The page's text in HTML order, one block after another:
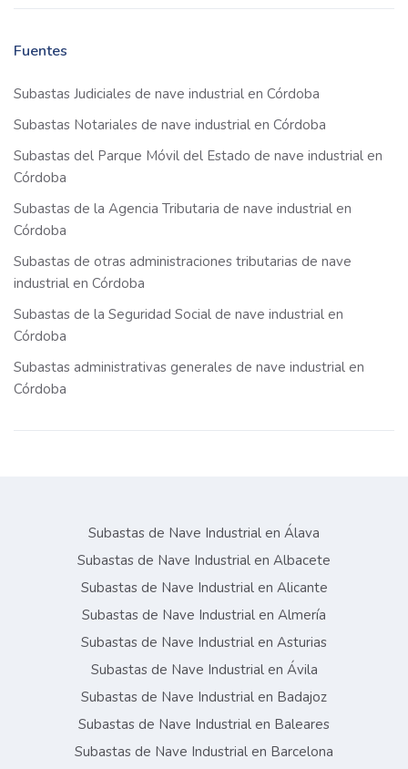
Fuentes
Subastas Judiciales de nave industrial en Córdoba
Subastas Notariales de nave industrial en Córdoba
Subastas del Parque Móvil del Estado de nave industrial en
Córdoba
Subastas de la Agencia Tributaria de nave industrial en
Córdoba
Subastas de otras administraciones tributarias de nave
industrial en Córdoba
Subastas de la Seguridad Social de nave industrial en
Córdoba
Subastas administrativas generales de nave industrial en
Córdoba
Subastas de Nave Industrial en Álava
Subastas de Nave Industrial en Albacete
Subastas de Nave Industrial en Alicante
Subastas de Nave Industrial en Almería
Subastas de Nave Industrial en Asturias
Subastas de Nave Industrial en Ávila
Subastas de Nave Industrial en Badajoz
Subastas de Nave Industrial en Baleares
Subastas de Nave Industrial en Barcelona